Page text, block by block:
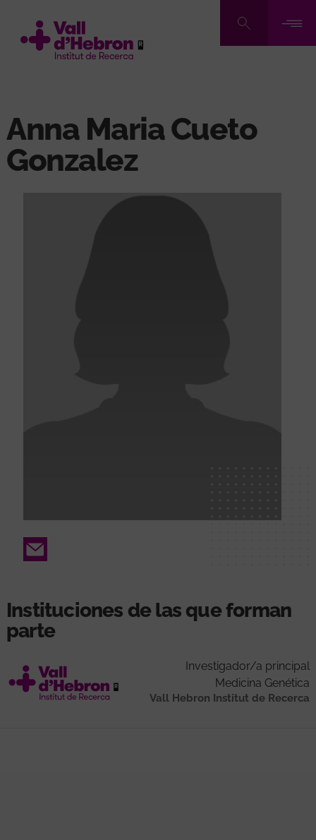
contenido
Anna Maria Cueto
Gonzalez
Email
Instituciones de las que forman
parte
Investigador/a principal
Medicina Genética
Vall Hebron Institut de Recerca